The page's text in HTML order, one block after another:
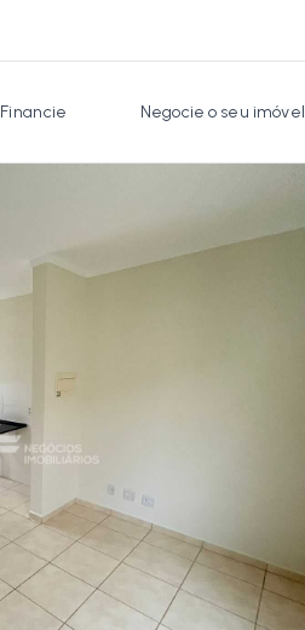
Financie Negocie o seu imóvel